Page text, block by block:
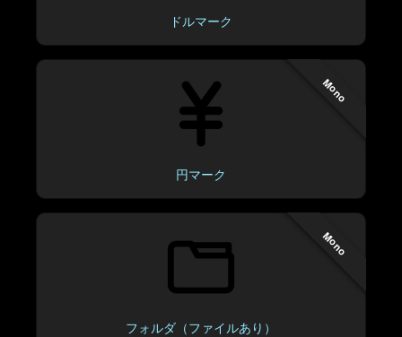
ドルマーク
Mono
円マーク
Mono
フォルダ（ファイルあり）